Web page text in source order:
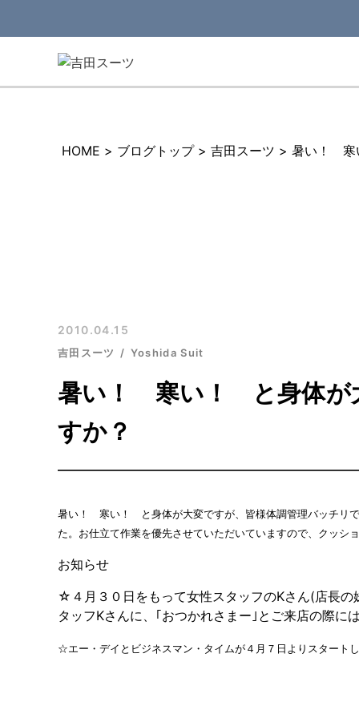
HOME > ブログトップ > 吉田スーツ > 暑い！ 寒
2010.04.15
吉田スーツ Yoshida Suit
暑い！ 寒い！ と身体が
すか？
暑い！ 寒い！ と身体が大変ですが、皆様体調管理バッチリ
た。お仕立て作業を優先させていただいていますので、クッ
お知らせ
☆４月３０日をもって女性スタッフのKさん(店長
タッフKさんに、｢おつかれさまー｣とご来店の際
☆エー・デイとビジネスマン・タイムが４月７日よりスタートし